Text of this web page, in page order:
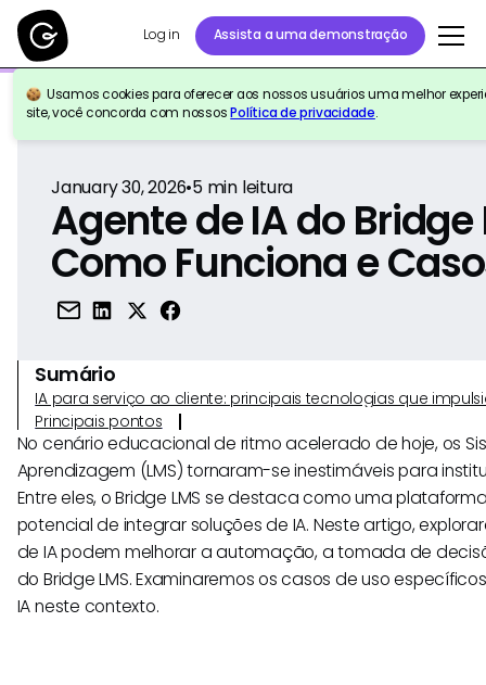
Log in Assista a uma demonstração
Usamos cookies para oferecer aos nossos usuários uma melhor
site, você concorda com nossosPolítica de privacidade.
Voltar para a referência
January 30, 2026•5min leitura
Agente de IA do Bridge
Como Funciona e
Sumário
IA para serviço ao cliente: principais tecnologias que
Principais pontos
No cenário educacional de ritmo acelerado de hoje, os
Aprendizagem (LMS) tornaram-se inestimáveis para
Entre eles, o Bridge LMS se destaca como uma
potencial de integrar soluções de IA. Neste artigo,
de IA podem melhorar a automação, a tomada de
do Bridge LMS. Examinaremos os casos de uso
IA neste contexto.